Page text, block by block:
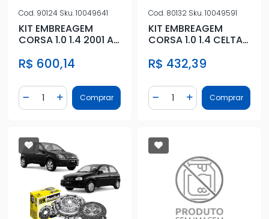
Cod. 90124 Sku.10049641
KIT EMBREAGEM
CORSA 1.0 1.4 2001 A
R$ 600,14
Diminuir Quantidade
Quantidade
Adicionar Quantidade
Comprar
Cod. 80132 Sku.10049591
KIT EMBREAGEM
CORSA 1.0 1.4 CELTA
R$ 432,39
Diminuir Quantidade
Quantidade
AdicionarComprar